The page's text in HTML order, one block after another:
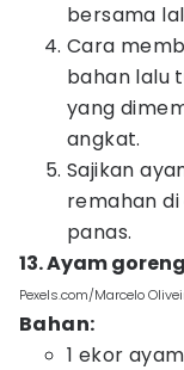
bersama
Cara
bahan lalu
yang
angkat.
Sajikan
remahan
panas.
13. Ayam
Pexels.com/Marcelo
Bahan:
1 ekor